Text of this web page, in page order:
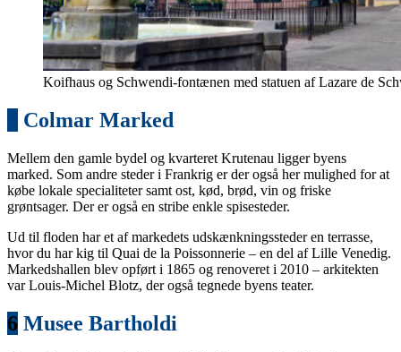
Koifhaus og Schwendi-fontænen med statuen af Lazare de
Colmar Marked
Mellem den gamle bydel og kvarteret Krutenau ligger byens
marked. Som andre steder i Frankrig er der også her mulighed for at
købe lokale specialiteter samt ost, kød, brød, vin og friske
grøntsager. Der er også en stribe enkle spisesteder.
Ud til floden har et af markedets udskænkningssteder en terrasse,
hvor du har kig til Quai de la Poissonnerie – en del af Lille Venedig.
Markedshallen blev opført i 1865 og renoveret i 2010 – arkitekten
var Louis-Michel Blotz, der også tegnede byens teater.
6 Musee Bartholdi